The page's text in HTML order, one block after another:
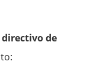
de